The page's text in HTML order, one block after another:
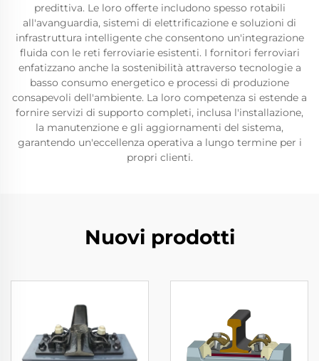
predittiva. Le loro offerte includono spesso rotabili
all'avanguardia, sistemi di elettrificazione e soluzioni di
infrastruttura intelligente che consentono un'integrazione
fluida con le reti ferroviarie esistenti. I fornitori ferroviari
enfatizzano anche la sostenibilità attraverso tecnologie a
basso consumo energetico e processi di produzione
consapevoli dell'ambiente. La loro competenza si estende a
fornire servizi di supporto completi, inclusa l'installazione,
la manutenzione e gli aggiornamenti del sistema,
garantendo un'eccellenza operativa a lungo termine per i
propri clienti.
Nuovi prodotti